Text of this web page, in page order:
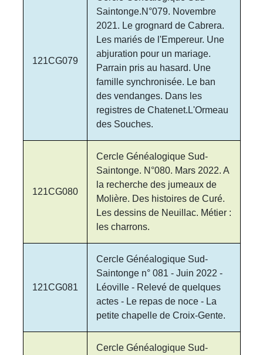
121CG079
Saintonge.N°079. Novembre
2021. Le grognard de Cabrera.
Les mariés de l'Empereur. Une
abjuration pour un mariage.
Parrain pris au hasard. Une
famille synchronisée. Le ban
des vendanges. Dans les
registres de Chatenet.L'Ormeau
des Souches.
121CG080
Cercle Généalogique Sud-
Saintonge. N°080. Mars 2022. A
la recherche des jumeaux de
Molière. Des histoires de Curé.
Les dessins de Neuillac. Métier :
les charrons.
121CG081
Cercle Généalogique Sud-
Saintonge n° 081 - Juin 2022 -
Léoville - Relevé de quelques
actes - Le repas de noce - La
petite chapelle de Croix-Gente.
Cercle Généalogique Sud-